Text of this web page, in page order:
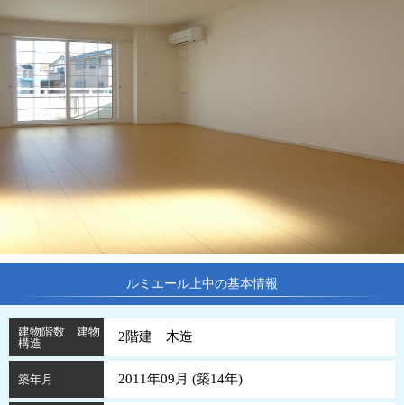
ルミエール上中の基本情報
建物階数 建物
構造
2階建 木造
築年月 2011年09月 (築14年)